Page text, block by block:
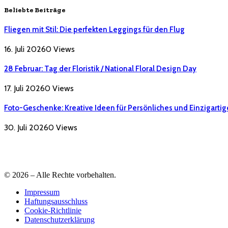
Beliebte Beiträge
Fliegen mit Stil: Die perfekten Leggings für den Flug
16. Juli 20260 Views
28 Februar: Tag der Floristik / National Floral Design Day
17. Juli 20260 Views
Foto-Geschenke: Kreative Ideen für Persönliches und
30. Juli 20260 Views
© 2026 – Alle Rechte vorbehalten.
Impressum
Haftungsausschluss
Cookie-Richtlinie
Datenschutzerklärung